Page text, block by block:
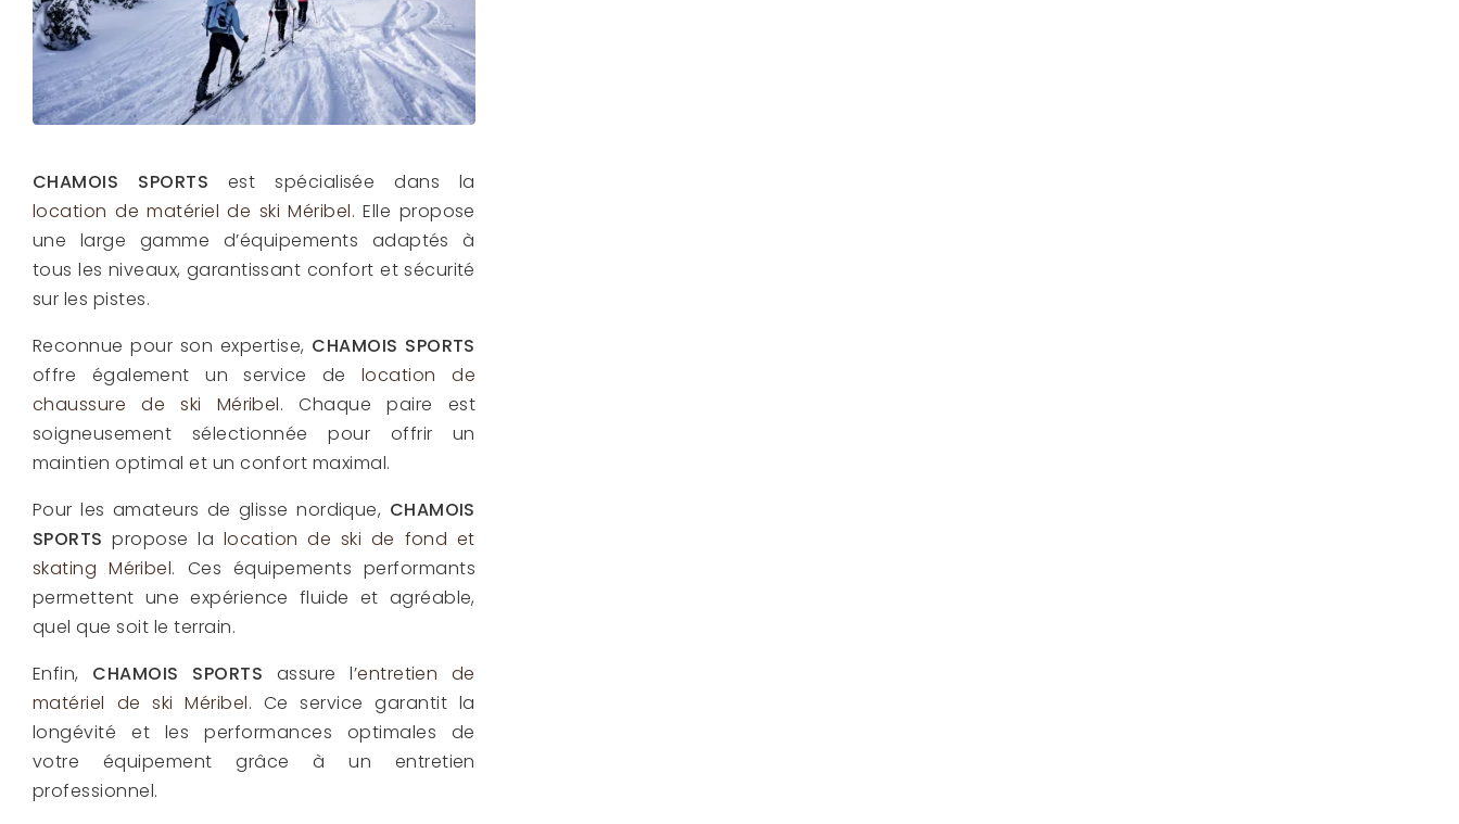
CHAMOIS SPORTS est spécialisée dans la
location de matériel de ski Méribel. Elle propose
une large gamme d’équipements adaptés à
tous les niveaux, garantissant confort et sécurité
sur les pistes.
Reconnue pour son expertise, CHAMOIS SPORTS
offre également un service de location de
chaussure de ski Méribel. Chaque paire est
soigneusement sélectionnée pour offrir un
maintien optimal et un confort maximal.
Pour les amateurs de glisse nordique, CHAMOIS
SPORTS propose la location de ski de fond et
skating Méribel. Ces équipements performants
permettent une expérience fluide et agréable,
quel que soit le terrain.
Enfin, CHAMOIS SPORTS assure l’entretien de
matériel de ski Méribel. Ce service garantit la
longévité et les performances optimales de
votre équipement grâce à un entretien
professionnel.